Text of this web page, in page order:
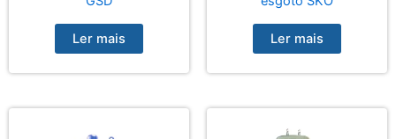
Ler mais Ler mais